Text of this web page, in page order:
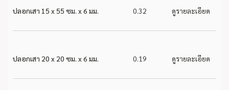
ปลอกเสา 15 x 55 ซม. x 6 มม. 0.32 ดูรายละเอียด
ปลอกเสา 20 x 20 ซม. x 6 มม. 0.19 ดูรายละเอียด